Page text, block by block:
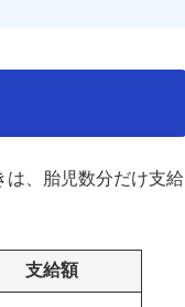
は、胎児数分だけ支給
支給額